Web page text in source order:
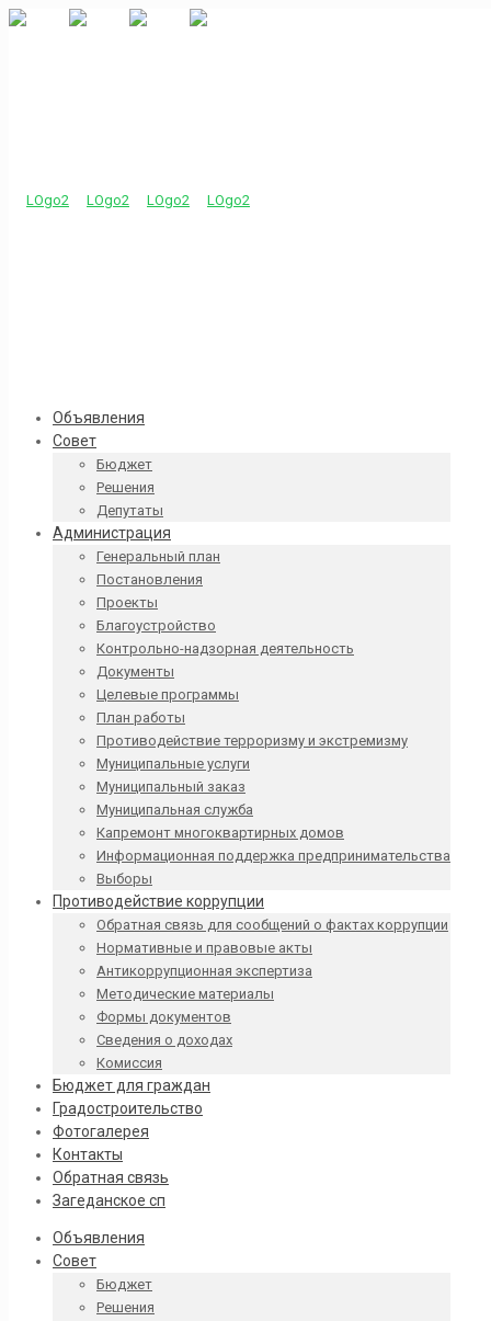
Объявления
Совет
Бюджет
Решения
Депутаты
Администрация
Генеральный план
Постановления
Проекты
Благоустройство
Контрольно-надзорная деятельность
Документы
Целевые программы
План работы
Противодействие терроризму и экстремизму
Муниципальные услуги
Муниципальный заказ
Муниципальная служба
Капремонт многоквартирных домов
Информационная поддержка предпринимательства
Выборы
Противодействие коррупции
Обратная связь для сообщений о фактах коррупции
Нормативные и правовые акты
Антикоррупционная экспертиза
Методические материалы
Формы документов
Сведения о доходах
Комиссия
Бюджет для граждан
Градостроительство
Фотогалерея
Контакты
Обратная связь
Загеданское сп
Объявления
Совет
Бюджет
Решения